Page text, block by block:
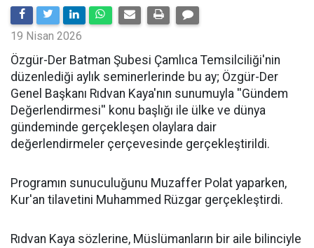
19 Nisan 2026
​Özgür-Der Batman Şubesi Çamlıca Temsilciliği'nin
düzenlediği aylık seminerlerinde bu ay; Özgür-Der
Genel Başkanı Rıdvan Kaya'nın sunumuyla ''Gündem
Değerlendirmesi'' konu başlığı ile ülke ve dünya
gündeminde gerçekleşen olaylara dair
değerlendirmeler çerçevesinde gerçekleştirildi.
Programın sunuculuğunu Muzaffer Polat yaparken,
Kur'an tilavetini Muhammed Rüzgar gerçekleştirdi.
Rıdvan Kaya sözlerine, Müslümanların bir aile bilinciyle